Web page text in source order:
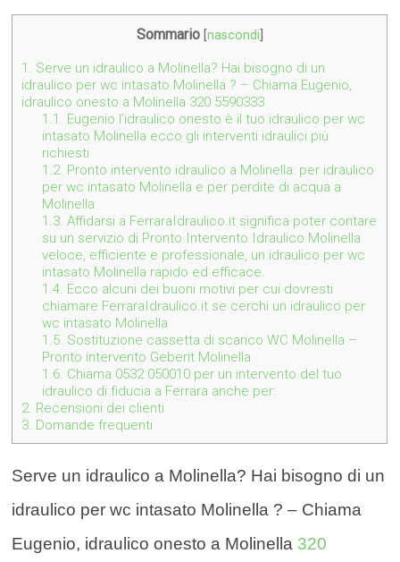
Sommario nascondi
1. Serve un idraulico a Molinella? Hai bisogno di un
idraulico per wc intasato Molinella ? – Chiama Eugenio,
idraulico onesto a Molinella 320 5590333
1.1. Eugenio l’idraulico onesto è il tuo idraulico per wc
intasato Molinella ecco gli interventi idraulici più
richiesti
1.2. Pronto intervento idraulico a Molinella: per idraulico
per wc intasato Molinella e per perdite di acqua a
Molinella
1.3. Affidarsi a FerraraIdraulico.it significa poter contare
su un servizio di Pronto Intervento Idraulico Molinella
veloce, efficiente e professionale, un idraulico per wc
intasato Molinella rapido ed efficace.
1.4. Ecco alcuni dei buoni motivi per cui dovresti
chiamare FerraraIdraulico.it se cerchi un idraulico per
wc intasato Molinella
1.5. Sostituzione cassetta di scarico WC Molinella –
Pronto intervento Geberit Molinella
1.6. Chiama 0532 050010 per un intervento del tuo
idraulico di fiducia a Ferrara anche per:
2. Recensioni dei clienti
3. Domande frequenti
Serve un idraulico a Molinella? Hai bisogno di un
idraulico per wc intasato Molinella ? – Chiama
Eugenio, idraulico onesto a Molinella 320